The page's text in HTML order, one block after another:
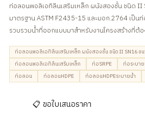
ท่อลอนพอลิเอทิลีนเสริมเหล็ก ผนังสองชั้น ชนิด II
มาตรฐาน ASTM F2435-15 และมอก.2764 เป็นท่
รวบรวมน้ำที่ออกแบบมาสำหรับงานโครงสร้างที่ต้
ท่อลอนพอลิเอทิลีนเสริมเหล็ก ผนังสองชั้น ชนิด II SN16 ขน
ท่อลอนพอลิเอทิลีนเสริมเหล็ก
ท่อSRPE ท่อระบา
ท่อลอน
ท่อลอนHDPE ท่อลอนHDPEระบายน้ำ
📋 ขอใบเสนอราคา